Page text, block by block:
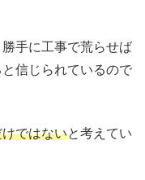
手に工事で荒らせば
信じられているので
ではないと考えてい